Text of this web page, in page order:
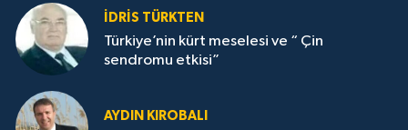
İDRİS TÜRKTEN
Türkiye’nin kürt meselesi ve “ Çin
sendromu etkisi”
AYDIN KIROBALI